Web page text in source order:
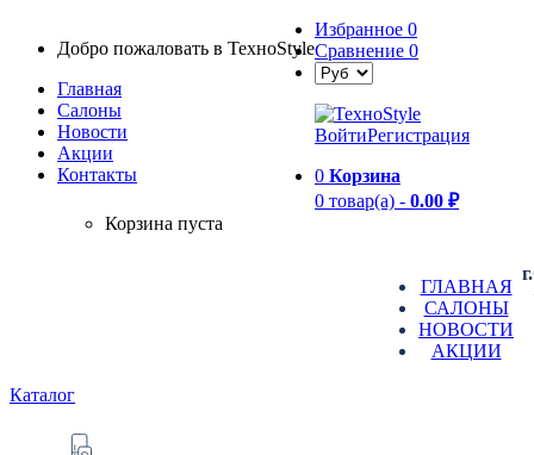
Добро пожаловать в TexноStyle
Главная
Салоны
Новости
Aкции
Контакты
Избранное 0
Сравнение 0
ВойтиРегистрация
0 Корзина
0 товар(а) - 0.00 ₽
Корзина пуста
ГЛАВНАЯ
САЛОНЫ
НОВОСТИ
АКЦИИ
Каталог